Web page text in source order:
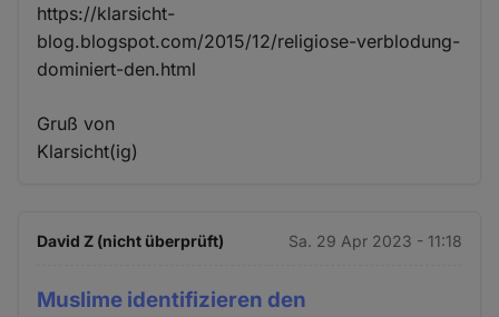
https://klarsicht-
blog.blogspot.com/2015/12/religiose-verblodung-
dominiert-den.html
Gruß von
Klarsicht(ig)
David Z (nicht überprüft) Sa. 29 Apr 2023 - 11:18
Muslime identifizieren den